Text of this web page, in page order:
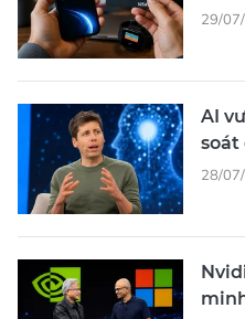
29/
AI
soát
28/